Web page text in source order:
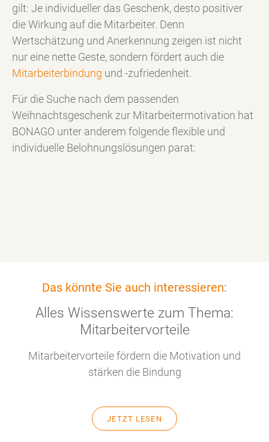
gilt: Je individueller das Geschenk, desto positiver
die Wirkung auf die Mitarbeiter. Denn
Wertschätzung und Anerkennung zeigen ist nicht
nur eine nette Geste, sondern fördert auch die
Mitarbeiterbindung und -zufriedenheit.
Für die Suche nach dem passenden
Weihnachtsgeschenk zur Mitarbeitermotivation hat
BONAGO unter anderem folgende flexible und
individuelle Belohnungslösungen parat:
Das könnte Sie auch interessieren:
Alles Wissenswerte zum Thema:
Mitarbeitervorteile
Mitarbeitervorteile fördern die Motivation und
stärken die Bindung
JETZT LESEN